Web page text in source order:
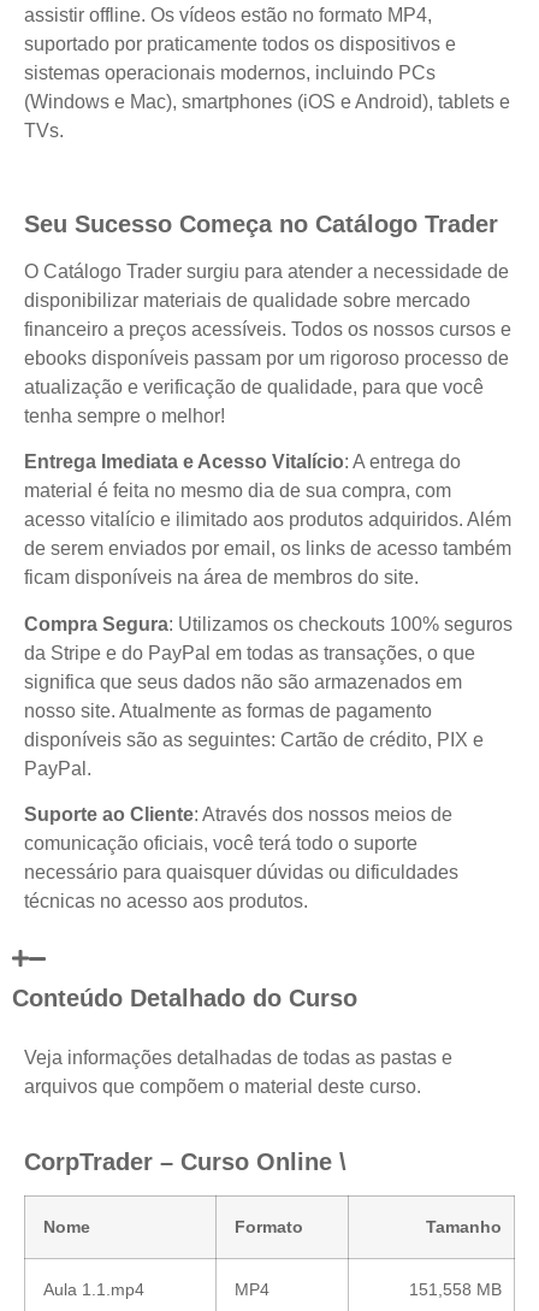
assistir offline. Os vídeos estão no formato MP4,
suportado por praticamente todos os dispositivos e
sistemas operacionais modernos, incluindo PCs
(Windows e Mac), smartphones (iOS e Android), tablets e
TVs.
Seu Sucesso Começa no Catálogo Trader
O Catálogo Trader surgiu para atender a necessidade de
disponibilizar materiais de qualidade sobre mercado
financeiro a preços acessíveis. Todos os nossos cursos e
ebooks disponíveis passam por um rigoroso processo de
atualização e verificação de qualidade, para que você
tenha sempre o melhor!
Entrega Imediata e Acesso Vitalício: A entrega do
material é feita no mesmo dia de sua compra, com
acesso vitalício e ilimitado aos produtos adquiridos. Além
de serem enviados por email, os links de acesso também
ficam disponíveis na área de membros do site.
Compra Segura: Utilizamos os checkouts 100% seguros
da Stripe e do PayPal em todas as transações, o que
significa que seus dados não são armazenados em
nosso site. Atualmente as formas de pagamento
disponíveis são as seguintes: Cartão de crédito, PIX e
PayPal.
Suporte ao Cliente: Através dos nossos meios de
comunicação oficiais, você terá todo o suporte
necessário para quaisquer dúvidas ou dificuldades
técnicas no acesso aos produtos.
Conteúdo Detalhado do Curso
Veja informações detalhadas de todas as pastas e
arquivos que compõem o material deste curso.
CorpTrader – Curso Online \
Nome Formato Tamanho
Aula 1.1.mp4 MP4 151,558 MB